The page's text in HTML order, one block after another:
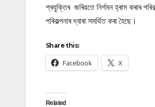
প্ৰযুক্তিৰ জৰিয়তে নিৰ্গমন হ্ৰাস কৰাৰ
পৰিকল্পনাৰ দ্বাৰা সমৰ্থিত কৰা হৈছে।
Share this:
Facebook X
Related